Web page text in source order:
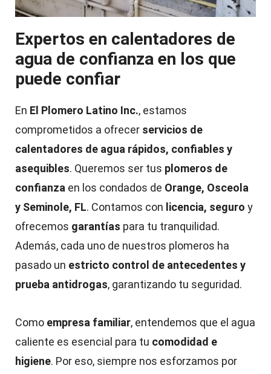
Expertos en calentadores de
agua de confianza en los que
puede confiar
En El Plomero Latino Inc., estamos
comprometidos a ofrecer servicios de
calentadores de agua rápidos, confiables y
asequibles. Queremos ser tus plomeros de
confianza en los condados de Orange, Osceola
y Seminole, FL. Contamos con licencia, seguro y
ofrecemos garantías para tu tranquilidad.
Además, cada uno de nuestros plomeros ha
pasado un estricto control de antecedentes y
prueba antidrogas, garantizando tu seguridad.
Como empresa familiar, entendemos que el agua
caliente es esencial para tu comodidad e
higiene. Por eso, siempre nos esforzamos por